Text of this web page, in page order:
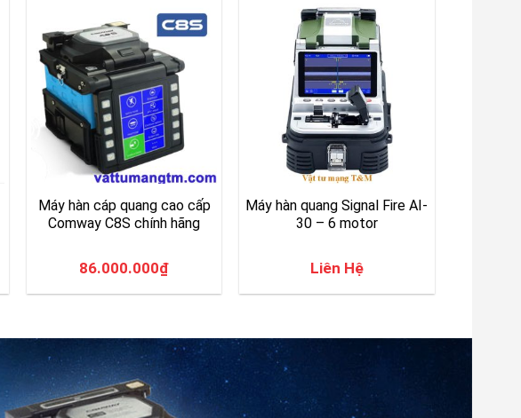
Máy hàn cáp quang cao cấp
Comway C8S chính hãng
86.000.000₫
Máy hàn quang Signal Fire AI-
30 – 6 motor
Liên Hệ